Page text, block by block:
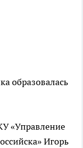
образовалась
«Управление
Игорь